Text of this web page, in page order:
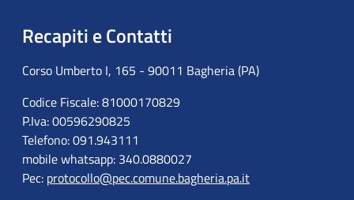
Recapiti e Contatti
Corso Umberto I, 165 - 90011 Bagheria (PA)
Codice Fiscale: 81000170829
P.Iva: 00596290825
Telefono: 091.943111
mobile whatsapp: 340.0880027
Pec: protocollo@pec.comune.bagheria.pa.it